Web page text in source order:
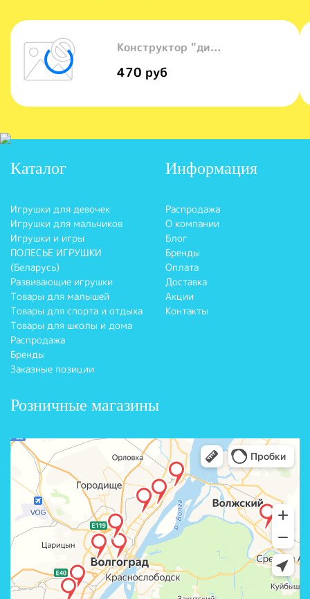
Конструктор "ди...
470 руб
Каталог
Игрушки для девочек
Игрушки для мальчиков
Игрушки и игры
ПОЛЕСЬЕ ИГРУШКИ
(Беларусь)
Развивающие игрушки
Товары для малышей
Товары для спорта и отдыха
Товары для школы и дома
Распродажа
Бренды
Заказные позиции
Информация
Распродажа
О компании
Блог
Бренды
Оплата
Доставка
Акции
Контакты
Розничные магазины